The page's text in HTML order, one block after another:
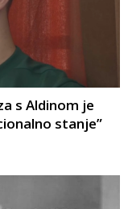
s Aldinom je
stanje”